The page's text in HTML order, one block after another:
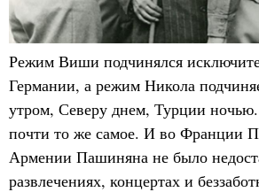
Режим Виши подчинялся
Германии, а режим Никола
утром, Северу днем, Турции
почти то же самое. И во Франции
Армении Пашиняна не было
развлечениях, концертах и